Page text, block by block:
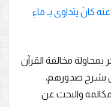
كانَ يتداوى بـ ماءِ
بمحاولة مخالفة القرآن
أن يشرح صدورهم،
والبحث عن